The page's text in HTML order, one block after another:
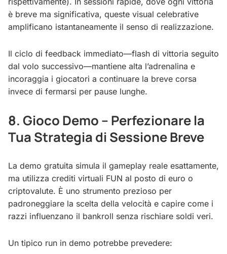
è breve ma significativa, queste visual celebrative
amplificano istantaneamente il senso di realizzazione.
Il ciclo di feedback immediato—flash di vittoria seguito
dal volo successivo—mantiene alta l’adrenalina e
incoraggia i giocatori a continuare la breve corsa
invece di fermarsi per pause lunghe.
8. Gioco Demo – Perfezionare la
Tua Strategia di Sessione Breve
La demo gratuita simula il gameplay reale esattamente,
ma utilizza crediti virtuali FUN al posto di euro o
criptovalute. È uno strumento prezioso per
padroneggiare la scelta della velocità e capire come i
razzi influenzano il bankroll senza rischiare soldi veri.
Un tipico run in demo potrebbe prevedere: